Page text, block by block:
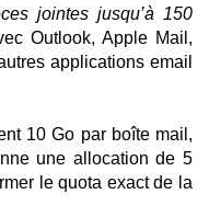
jointes jusqu’à 150
Outlook, Apple Mail,
applications email
10 Go par boîte mail,
une allocation de 5
le quota exact de la